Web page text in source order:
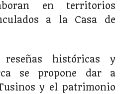
en territorios
a la Casa de
históricas y
se propone dar a
y el patrimonio